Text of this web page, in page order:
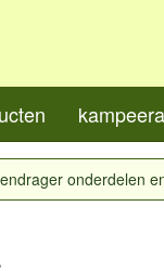
onderdelen